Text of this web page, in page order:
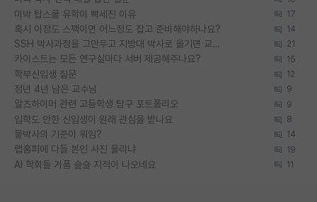
미박 탑스쿨 유학이 빡세진 이유 17
혹시 이정도 스펙이면 어느정도 잡고 준비해야하나요? 14
SSH 박사과정을 그만두고 지방대 박사로 옮기면 교수의 꿈은 끝일까요? 21
카이스트는 모든 연구실마다 서버 제공해주나요? 15
학부신입생 질문 12
정년 4년 남은 교수님 9
알츠하이머 관련 고등학생 탐구 포트폴리오 9
입학도 안한 신입생이 원래 관심을 받나요 8
물박사의 기준이 뭐임? 14
랩홈피에 다들 본인 사진 올리냐 19
AI 학회들 거품 슬슬 지적이 나오네요 11